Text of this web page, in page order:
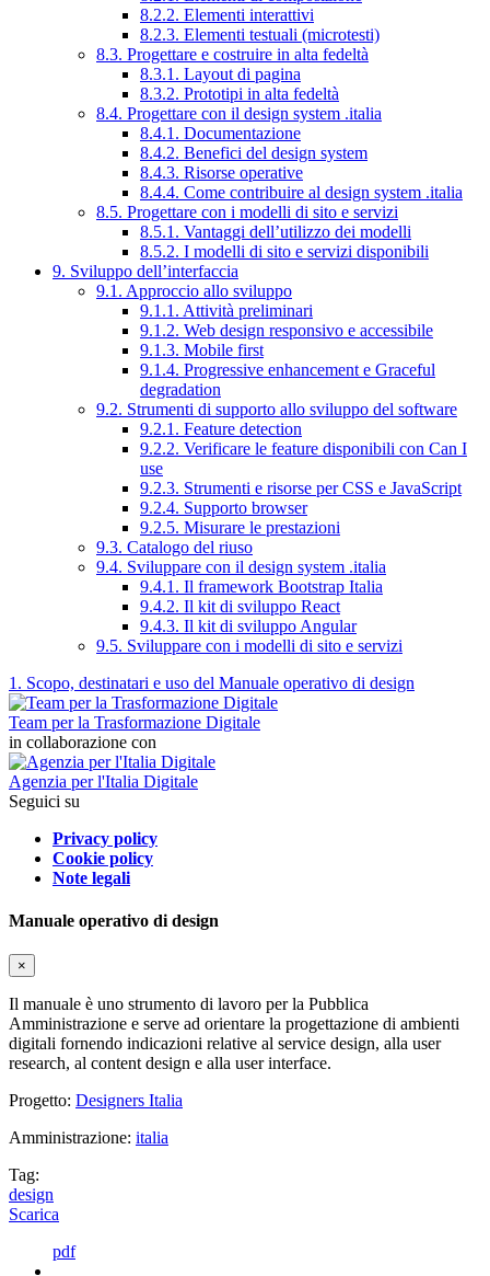
8.2.2. Elementi interattivi
8.2.3. Elementi testuali (microtesti)
8.3. Progettare e costruire in alta fedeltà
8.3.1. Layout di pagina
8.3.2. Prototipi in alta fedeltà
8.4. Progettare con il design system .italia
8.4.1. Documentazione
8.4.2. Benefici del design system
8.4.3. Risorse operative
8.4.4. Come contribuire al design system .italia
8.5. Progettare con i modelli di sito e servizi
8.5.1. Vantaggi dell’utilizzo dei modelli
8.5.2. I modelli di sito e servizi disponibili
9. Sviluppo dell’interfaccia
9.1. Approccio allo sviluppo
9.1.1. Attività preliminari
9.1.2. Web design responsivo e accessibile
9.1.3. Mobile first
9.1.4. Progressive enhancement e Graceful
degradation
9.2. Strumenti di supporto allo sviluppo del software
9.2.1. Feature detection
9.2.2. Verificare le feature disponibili con Can I
use
9.2.3. Strumenti e risorse per CSS e JavaScript
9.2.4. Supporto browser
9.2.5. Misurare le prestazioni
9.3. Catalogo del riuso
9.4. Sviluppare con il design system .italia
9.4.1. Il framework Bootstrap Italia
9.4.2. Il kit di sviluppo React
9.4.3. Il kit di sviluppo Angular
9.5. Sviluppare con i modelli di sito e servizi
1. Scopo, destinatari e uso del Manuale operativo di design
Team per la Trasformazione Digitale
in collaborazione con
Agenzia per l'Italia Digitale
Seguici su
Privacy policy
Cookie policy
Note legali
Manuale operativo di design
×
Il manuale è uno strumento di lavoro per la Pubblica
Amministrazione e serve ad orientare la progettazione di ambienti
digitali fornendo indicazioni relative al service design, alla user
research, al content design e alla user interface.
Progetto: Designers Italia
Amministrazione: italia
Tag:
design
Scarica
pdf